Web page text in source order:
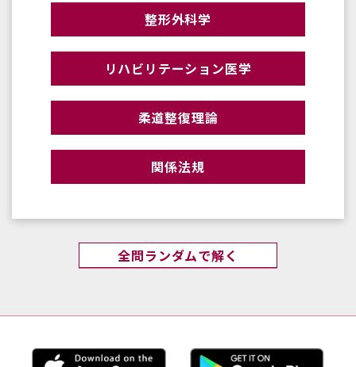
整形外科学
リハビリテーション医学
柔道整復理論
関係法規
全問ランダムで解く